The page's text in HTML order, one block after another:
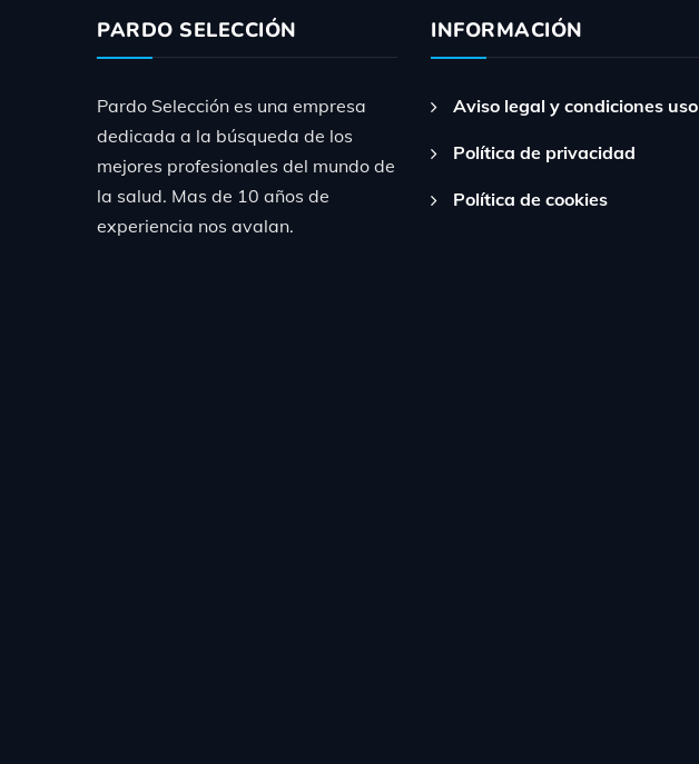
PARDO SELECCIÓN
Pardo Selección es una empresa
dedicada a la búsqueda de los
mejores profesionales del mundo de
la salud. Mas de 10 años de
experiencia nos avalan.
INFORMACIÓN
Aviso legal y condiciones uso
Política de privacidad
Política de cookies